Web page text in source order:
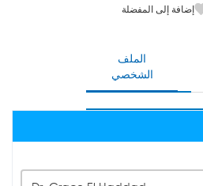
إضافة إلى المفضلة
الملف
الشخصي